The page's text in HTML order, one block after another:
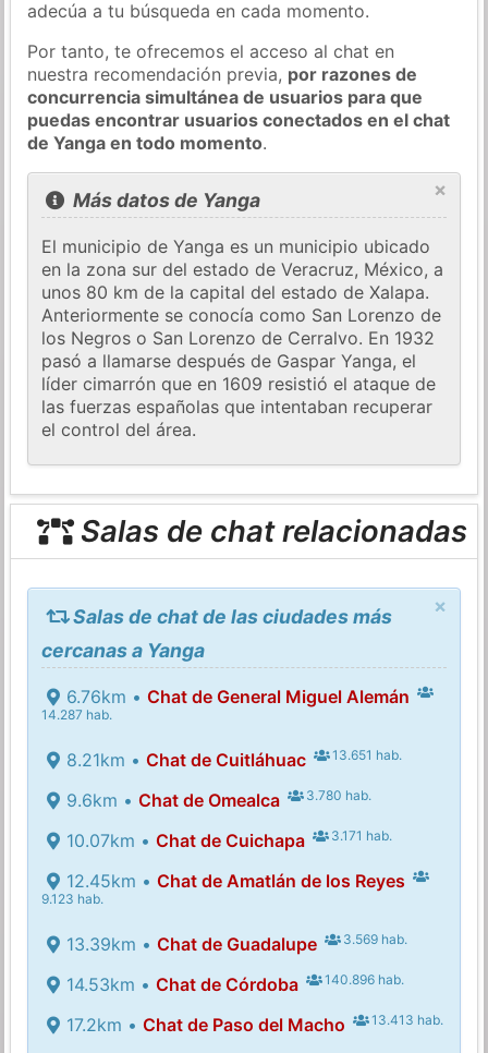
adecúa a tu búsqueda en cada momento.
Por tanto, te ofrecemos el acceso al chat en
nuestra recomendación previa, por razones de
concurrencia simultánea de usuarios para que
puedas encontrar usuarios conectados en el chat
de Yanga en todo momento.
×
Más datos de Yanga
El municipio de Yanga es un municipio ubicado
en la zona sur del estado de Veracruz, México, a
unos 80 km de la capital del estado de Xalapa.
Anteriormente se conocía como San Lorenzo de
los Negros o San Lorenzo de Cerralvo. En 1932
pasó a llamarse después de Gaspar Yanga, el
líder cimarrón que en 1609 resistió el ataque de
las fuerzas españolas que intentaban recuperar
el control del área.
Salas de chat relacionadas
×
Salas de chat de las ciudades más
cercanas a Yanga
6.76km • Chat de General Miguel Alemán
14.287 hab.
8.21km • Chat de Cuitláhuac 13.651 hab.
9.6km • Chat de Omealca 3.780 hab.
10.07km • Chat de Cuichapa 3.171 hab.
12.45km • Chat de Amatlán de los Reyes
9.123 hab.
13.39km • Chat de Guadalupe 3.569 hab.
14.53km • Chat de Córdoba 140.896 hab.
17.2km • Chat de Paso del Macho 13.413 hab.